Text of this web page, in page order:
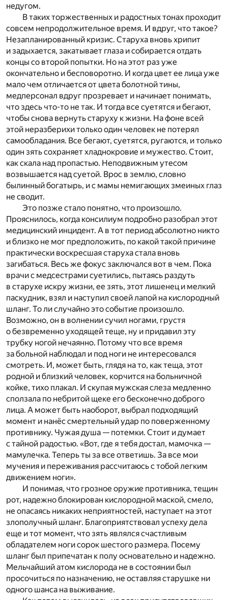
недугом.
В таких торжественных и радостных тонах проходит
совсем непродолжительное время. И вдруг, что такое?
Незапланированный кризис. Старуха вновь хрипит
и задыхается, закатывает глаза и собирается отдать
концы со второй попытки. Но на этот раз уже
окончательно и бесповоротно. И когда цвет ее лица уже
мало чем отличается от цвета болотной тины,
медперсонал вдруг прозревает и начинает понимать,
что здесь что-то не так. И тогда все суетятся и бегают,
чтобы снова вернуть старуху к жизни. На фоне всей
этой неразберихи только один человек не потерял
самообладания. Все бегают, суетятся, ругаются, и только
один зять сохраняет хладнокровие и мужество. Стоит,
как скала над пропастью. Неподвижным утесом
возвышается над суетой. Врос в землю, словно
былинный богатырь, и с мамы немигающих змеиных глаз
не сводит.
Это позже стало понятно, что произошло.
Прояснилось, когда консилиум подробно разобрал этот
медицинский инцидент. А в тот период абсолютно никто
и близко не мог предположить, по какой такой причине
практически воскресшая старуха стала вновь
загибаться. Весь же фокус заключался вот в чем. Пока
врачи с медсестрами суетились, пытаясь раздуть
в старухе искру жизни, ее зять, этот лишенец и мелкий
паскудник, взял и наступил своей лапой на кислородный
шланг. То ли случайно это событие произошло.
Возможно, он в волнении сучил ногами, грустя
о безвременно уходящей теще, ну и придавил эту
трубку ногой нечаянно. Потому что все время
за больной наблюдал и под ноги не интересовался
смотреть. И, может быть, глядя на то, как теща, этот
родной и близкий человек, корчится на больничной
койке, тихо плакал. И скупая мужская слеза медленно
сползала по небритой щеке его бесконечно доброго
лица. А может быть наоборот, выбрал подходящий
момент и нанёс смертельный удар по поверженному
противнику. Чужая душа — потемки. Стоит и думает
с тайной радостью. «Вот, где я тебя достал, мамочка —
мамулечка. Теперь ты за все ответишь. За все мои
мучения и переживания рассчитаюсь с тобой легким
движением ноги».
И понимая, что грозное оружие противника, тещин
рот, надежно блокирован кислородной маской, смело,
не опасаясь никаких неприятностей, наступает на этот
злополучный шланг. Благоприятствовал успеху дела
еще и тот момент, что зять являлся счастливым
обладателем ноги сорок шестого размера. Посему
шланг был припечатан к полу основательно и надежно.
Мельчайший атом кислорода не в состоянии был
просочиться по назначению, не оставляя старушке ни
одного шанса на выживание.